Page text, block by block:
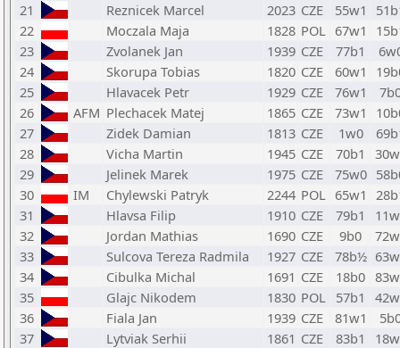
21
Reznicek Marcel 2023 CZE 55w1
22
Moczala Maja 1828 POL 67w1
23
Zvolanek Jan 1939 CZE 77b1
24
Skorupa Tobias 1820 CZE 60w1
25
Hlavacek Petr 1929 CZE 76w1
26
AFM Plechacek Matej 1865 CZE 73w1
27
Zidek Damian 1813 CZE 1w0
28
Vicha Martin 1945 CZE 70b1
29
Jelinek Marek 1975 CZE 75w0
30
IM Chylewski Patryk 2244 POL 65w1
31
Hlavsa Filip 1910 CZE 79b1
32
Jordan Mathias 1690 CZE 9b0
33
Sulcova Tereza Radmila 1927 CZE 78b½
34
Cibulka Michal 1691 CZE 18b0
35
Glajc Nikodem 1830 POL 57b1
36
Fiala Jan 1939 CZE 81w1
37
Lytviak Serhii 1861 CZE 83b1